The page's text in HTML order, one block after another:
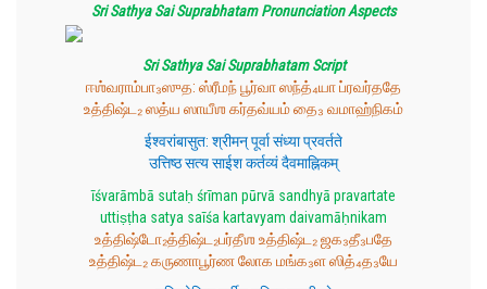
Sri Sathya Sai Suprabhatam Pronunciation Aspects
Sri Sathya Sai Suprabhatam Script
ஈஶ்வராம்பா₃ஸுத: ஸ்ரீமந் பூர்வா ஸந்த்₄யா ப்ரவர்ததே
உத்திஷ்ட₂ ஸத்ய ஸாயீஶ கர்தவ்யம் தை₃ வமாஹ்நிகம்
ईश्वरांबासुत: श्रीमन् पूर्वा संध्या प्रवर्तते
उत्तिष्ठ सत्य साईश कर्तव्यं दैवमाह्निकम्
īśvarāmbā sutaḥ śrīman pūrvā sandhyā pravartate
uttiṣṭha satya saīśa kartavyam daivamāḥnikam
உத்திஷ்டோ₂த்திஷ்ட₂பர்தீஶ உத்திஷ்ட₂ ஜக₃தீ₃பதே
உத்திஷ்ட₂ கருணாபூர்ண லோக மங்க₃ள ஸித்₄த₃யே